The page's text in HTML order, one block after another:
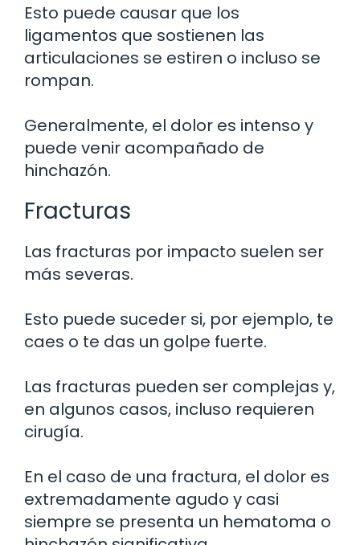
Esto puede causar que los
ligamentos que sostienen las
articulaciones se estiren o incluso se
rompan.
Generalmente, el dolor es intenso y
puede venir acompañado de
hinchazón.
Fracturas
Las fracturas por impacto suelen ser
más severas.
Esto puede suceder si, por ejemplo, te
caes o te das un golpe fuerte.
Las fracturas pueden ser complejas y,
en algunos casos, incluso requieren
cirugía.
En el caso de una fractura, el dolor es
extremadamente agudo y casi
siempre se presenta un hematoma o